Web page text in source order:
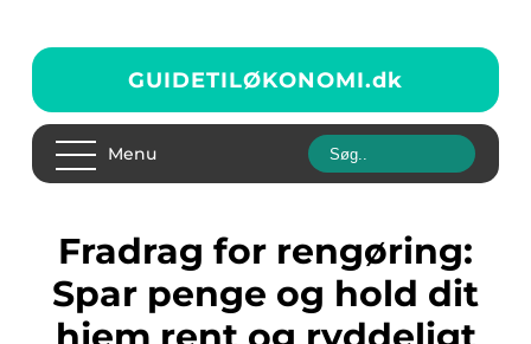
GUIDETILØKONOMI.dk
Menu
Fradrag for rengøring:
Spar penge og hold dit